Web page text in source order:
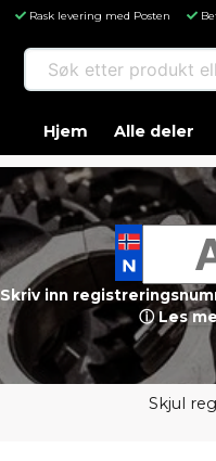
Rask levering med Posten
Søk etter produkt eller
Hjem Alle deler
Skriv inn
ⓘ Les
Skjul